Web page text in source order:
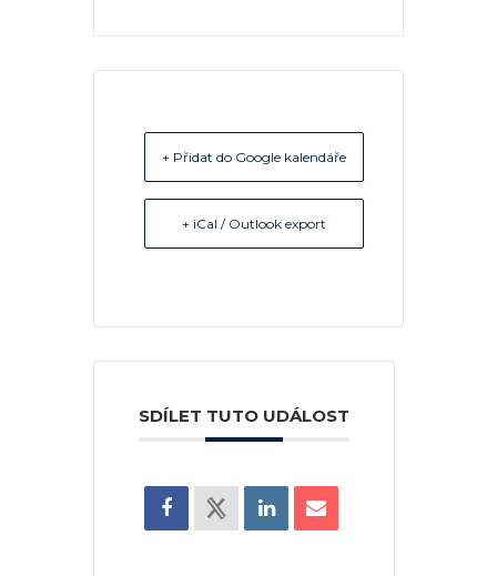
+ Přidat do Google kalendáře
+ iCal / Outlook export
SDÍLET TUTO UDÁLOST